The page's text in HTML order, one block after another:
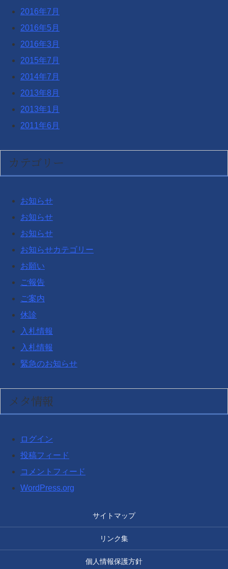
2016年7月
2016年5月
2016年3月
2015年7月
2014年7月
2013年8月
2013年1月
2011年6月
カテゴリー
お知らせ
お知らせ
お知らせ
お知らせカテゴリー
お願い
ご報告
ご案内
休診
入札情報
入札情報
緊急のお知らせ
メタ情報
ログイン
投稿フィード
コメントフィード
WordPress.org
サイトマップ
リンク集
個人情報保護方針